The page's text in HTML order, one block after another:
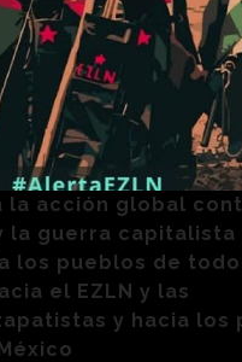
la acción global
la guerra capitalista
los pueblos de
el EZLN y las
y hacia los